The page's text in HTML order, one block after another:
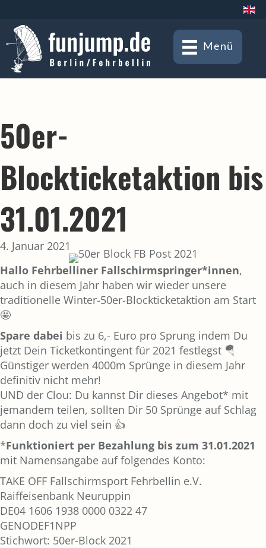
Menü
50er-
Blockticketaktion bis
31.01.2021
4. Januar 2021
Hallo Fehrbelliner Fallschirmspringer*innen,
auch in diesem Jahr haben wir wieder unsere
traditionelle Winter-50er-Blockticketaktion am Start
🤩
Spare dabei bis zu 6,- Euro pro Sprung indem Du
jetzt Dein Ticketkontingent für 2021 festlegst 🪂
Günstiger werden 4000m Sprünge in diesem Jahr
definitiv nicht mehr!
UND der Clou: Du kannst Dir dieses Angebot* mit
jemandem teilen, sollten Dir 50 Sprünge auf Schlag
dann doch zu viel sein 👍
*Funktioniert per Bezahlung bis zum 31.01.2021
mit Namensangabe auf folgendes Konto:
TAKE OFF Fallschirmsport Fehrbellin e.V.
Raiffeisenbank Neuruppin
DE04 1606 1938 0000 0322 47
GENODEF1NPP
Stichwort: 50er-Block 2021